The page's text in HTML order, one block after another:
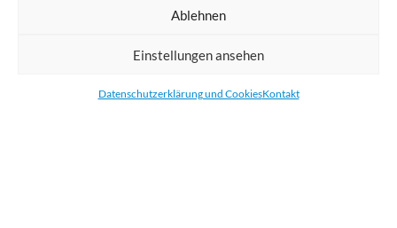
Ablehnen
Einstellungen ansehen
Datenschutzerklärung und CookiesKontakt
Digital Großformatdruck
Bestellen Sie gedruckte Werbemittel online für Ihr Unternehmen. Wir
und Aufkleber. Wir liefern unsere Druckprodukte Deutschland,